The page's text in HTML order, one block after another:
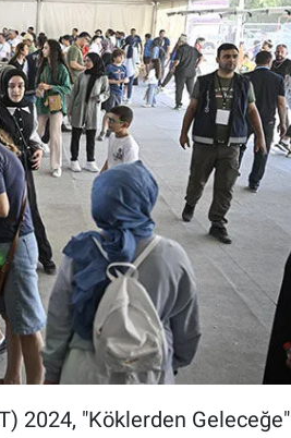
2024, "Köklerden Geleceğe"